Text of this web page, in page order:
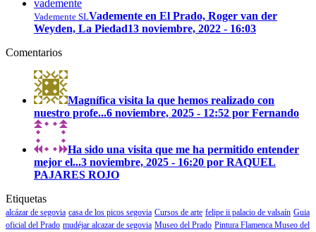
Vademente SLVademente en El Prado, Roger van der
Weyden, La Piedad13 noviembre, 2022 - 16:03
Comentarios
Magnífica visita la que hemos realizado con
nuestro profe...6 noviembre, 2025 - 12:52 por Fernando
Ha sido una visita que me ha permitido entender
mejor el...3 noviembre, 2025 - 16:20 por RAQUEL
PAJARES ROJO
Etiquetas
alcázar de segovia casa de los picos segovia Cursos de arte felipe ii palacio de valsaín Guia
oficial del Prado mudéjar alcazar de segovia Museo del Prado Pintura Flamenca Museo del